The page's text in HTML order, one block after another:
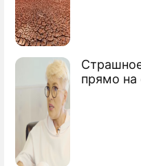
прямо на
Секретные
до суда
Болезни и
фобии